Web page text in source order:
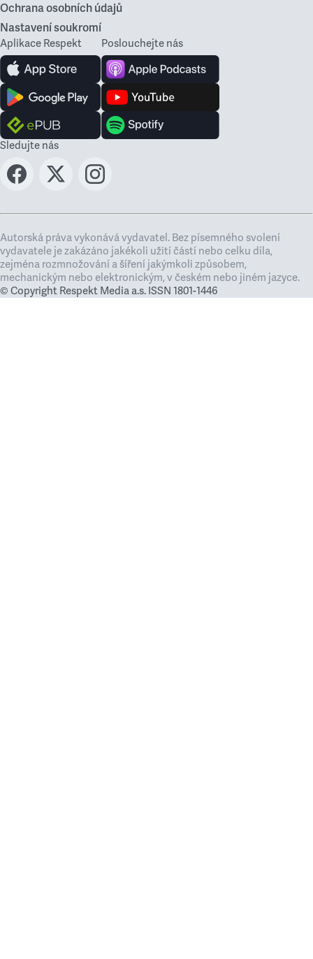
Ochrana osobních údajů
Nastavení soukromí
Aplikace Respekt Poslouchejte nás
Sledujte nás
Autorská práva vykonává vydavatel. Bez písemného svolení
vydavatele je zakázáno jakékoli užití částí nebo celku díla,
zejména rozmnožování a šíření jakýmkoli způsobem,
mechanickým nebo elektronickým, v českém nebo jiném jazyce.
© Copyright Respekt Media a.s. ISSN 1801-1446